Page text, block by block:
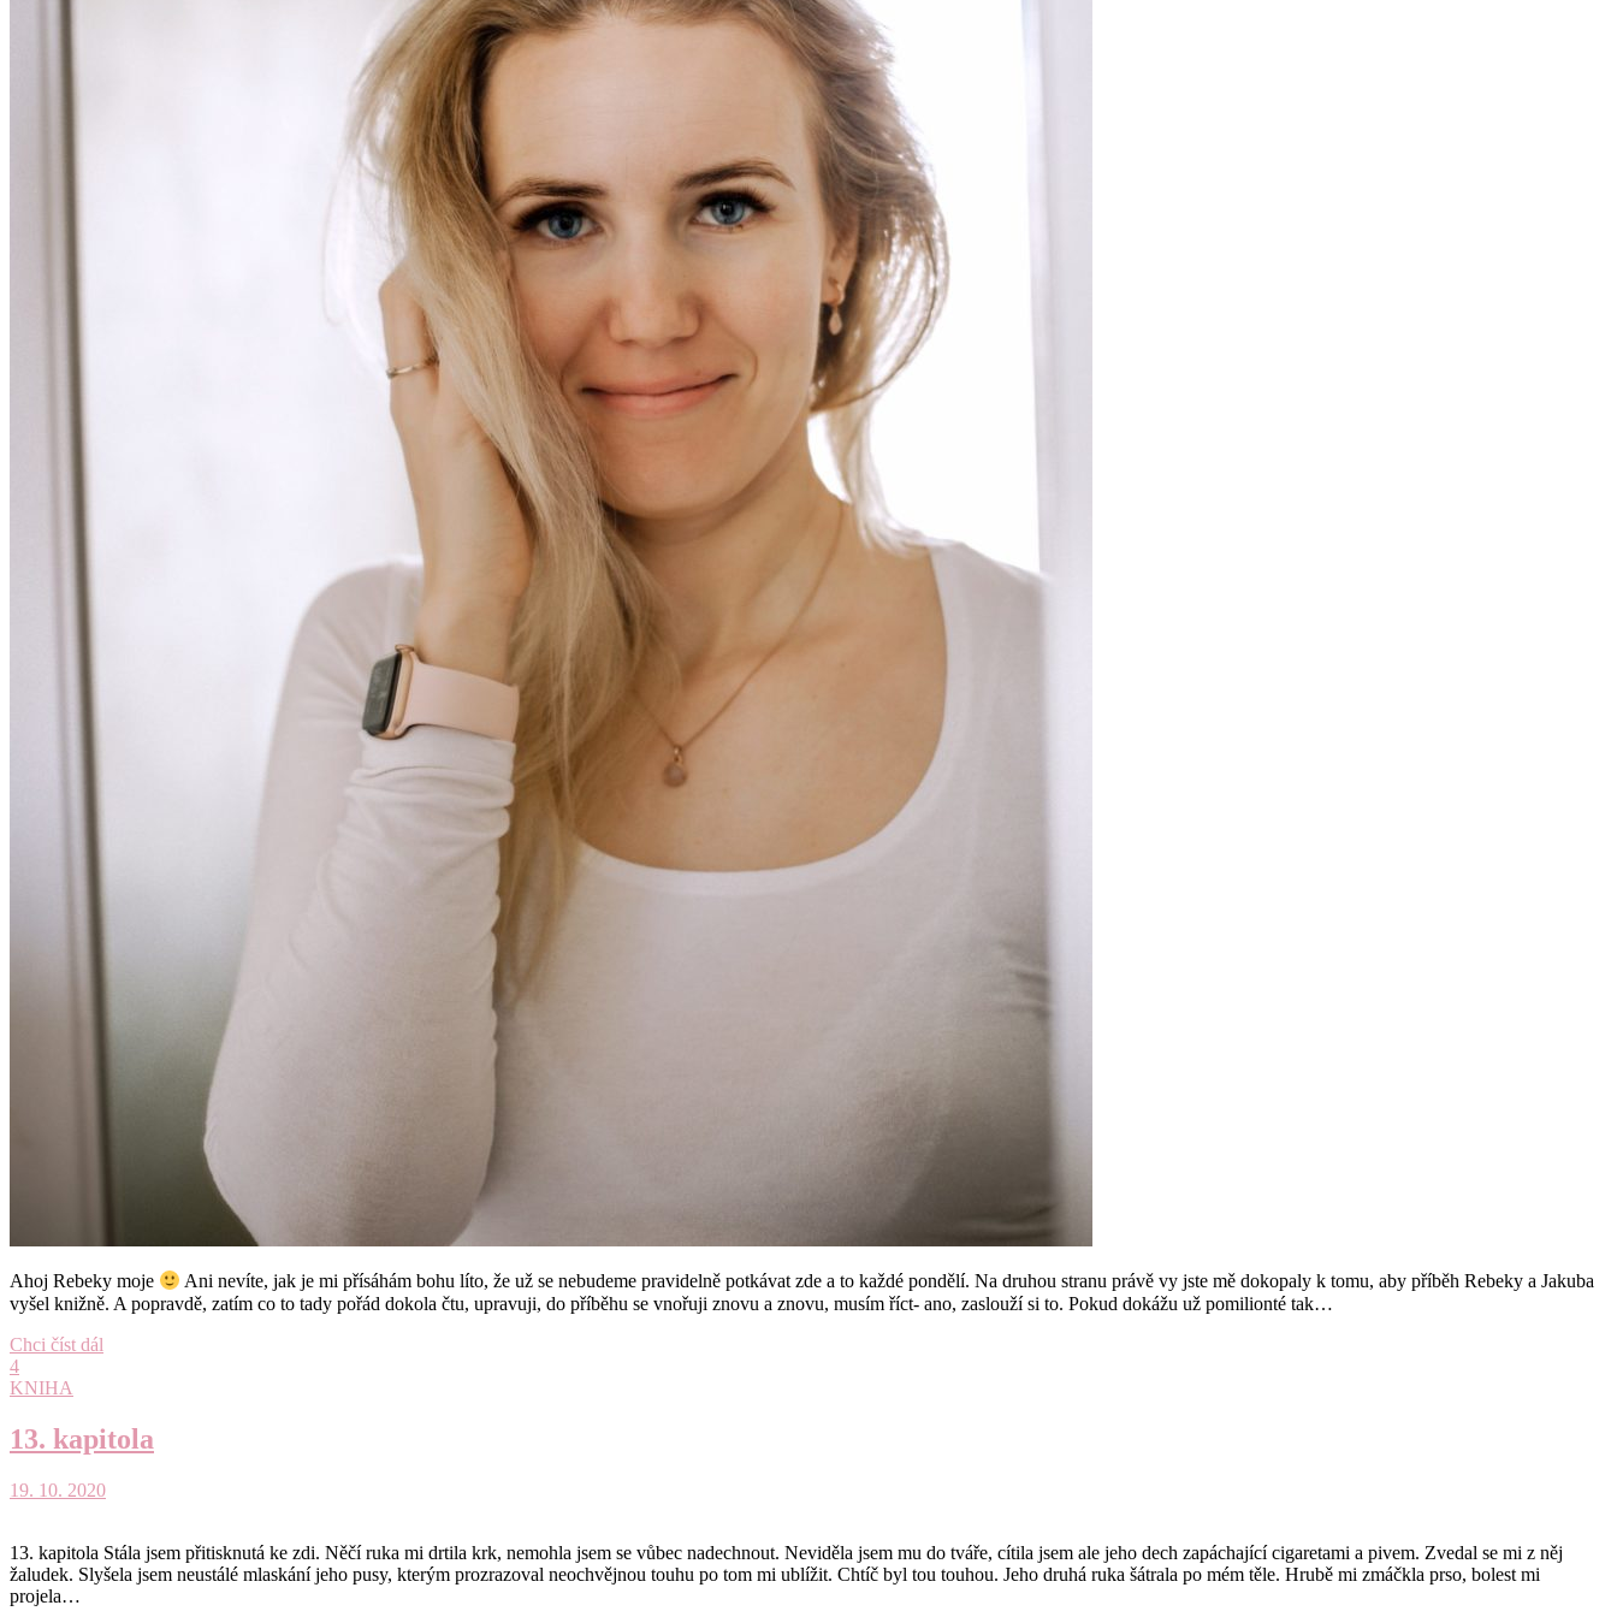
Ahoj Rebeky moje
Ani nevíte, jak je mi přísáhám bohu líto, že už se nebudeme pravidelně potkávat zde a to každé pondělí. Na druhou stranu právě vy jste mě dokopaly k tomu, aby příběh Rebeky a Jakuba
vyšel knižně. A popravdě, zatím co to tady pořád dokola čtu, upravuji, do příběhu se vnořuji znovu a znovu, musím říct- ano, zaslouží si to. Pokud dokážu už pomilionté tak…
Chci číst dál
4
KNIHA
13. kapitola
19. 10. 2020
13. kapitola Stála jsem přitisknutá ke zdi. Něčí ruka mi drtila krk, nemohla jsem se vůbec nadechnout. Neviděla jsem mu do tváře, cítila jsem ale jeho dech zapáchající cigaretami a pivem. Zvedal se mi z něj
žaludek. Slyšela jsem neustálé mlaskání jeho pusy, kterým prozrazoval neochvějnou touhu po tom mi ublížit. Chtíč byl tou touhou. Jeho druhá ruka šátrala po mém těle. Hrubě mi zmáčkla prso, bolest mi
projela…